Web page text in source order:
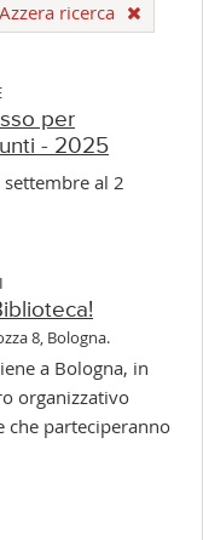
Azzera ricerca
per
- 2025
al 2
8, Bologna.
a Bologna, in
organizzativo
che parteciperanno